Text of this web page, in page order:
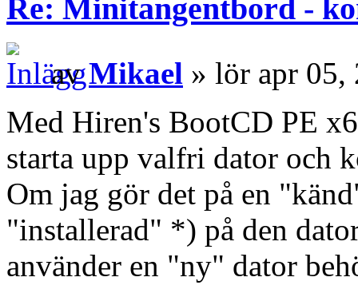
Re: Minitangentbord -
avMikael » lör apr 05,
Med Hiren's BootCD PE
starta upp valfri dator och
Om jag gör det på en
"installerad" *) på den
använder en "ny" dator